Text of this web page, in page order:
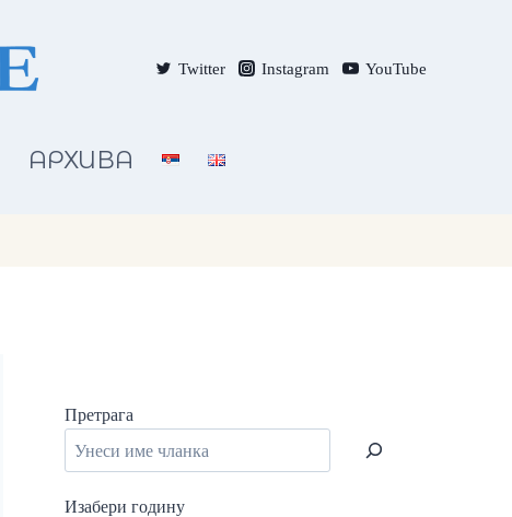
Twitter Instagram YouTube
АРХИВА
Претрага
Изабери годину